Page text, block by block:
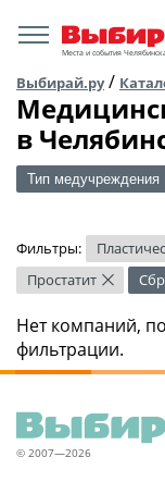
Места и события
Выбирай.ру/
в
Тип медучреждения
Фильтры:
Простатит ×
Нет компаний,
фильтрации.
© 2007—2026